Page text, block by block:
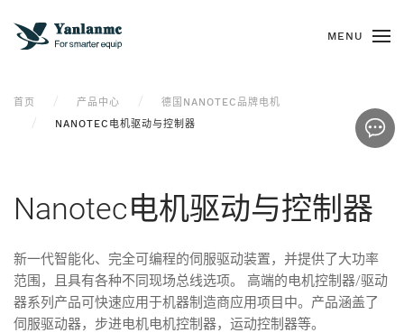
MENU
首页 产品中心
德国NANOTEC品牌电机
NANOTEC电机驱动与控制器
Nanotec电机驱动与控制器
新一代智能化、完全可编程的伺服驱动装置，并提供了大功率
范围，且具有各种不同现场总线选项。 高端的电机控制器/驱动
器系列产品可快速应用于机器制造商应用项目中。产品涵盖了
伺服驱动器，步进电机电机控制器，运动控制器等。